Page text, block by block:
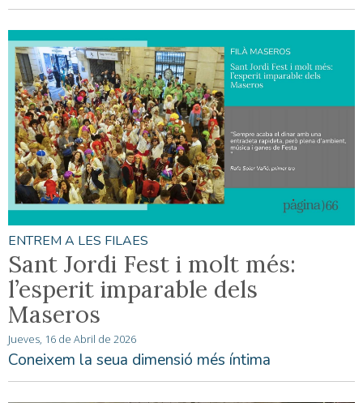
ENTREM A LES FILAES
Sant Jordi Fest i molt més:
l’esperit imparable dels
Maseros
Jueves, 16 de Abril de 2026
Coneixem la seua dimensió més íntima